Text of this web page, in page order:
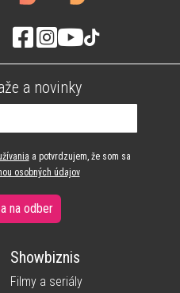
a novinky
a potvrdzujem, že som sa
osobných údajov
na odber
Showbiznis
Filmy a seriály